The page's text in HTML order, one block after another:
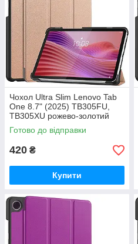
Чохол Ultra Slim Lenovo Tab
One 8.7" (2025) TB305FU,
TB305XU рожево-золотий
Готово до відправки
420 ₴
Купити